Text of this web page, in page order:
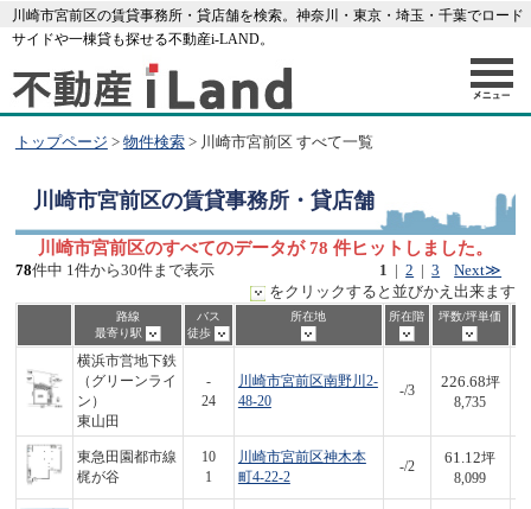
川崎市宮前区の賃貸事務所・貸店舗を検索。神奈川・東京・埼玉・千葉でロード
サイドや一棟貸も探せる不動産i-LAND。
トップページ > 物件検索> 川崎市宮前区 すべて一覧
川崎市宮前区の賃貸事務所・貸店舗
川崎市宮前区のすべてのデータが 78 件ヒットしました。
1 |2 |3 Next≫
78件中 1件から30件まで表示
をクリックすると並びかえ出来ます
路線
最寄り駅
バス
徒歩
所在地 所在階 坪数/坪単価
横浜市営地下鉄
（グリーンライ
ン）
東山田
-
24
川崎市宮前区南野川2-
48-20
-/3
226.68坪
8,735
東急田園都市線
梶が谷
10
1
川崎市宮前区神木本
町4-22-2
-/2
61.12坪
8,099